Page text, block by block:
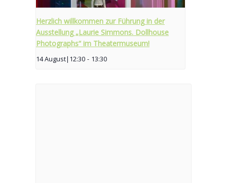
Herzlich willkommen zur Führung in der
Ausstellung „Laurie Simmons. Dollhouse
Photographs“ im Theatermuseum!
14 August|12:30 - 13:30